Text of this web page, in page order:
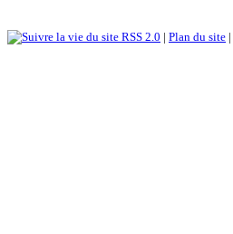
RSS 2.0 | Plan du site |